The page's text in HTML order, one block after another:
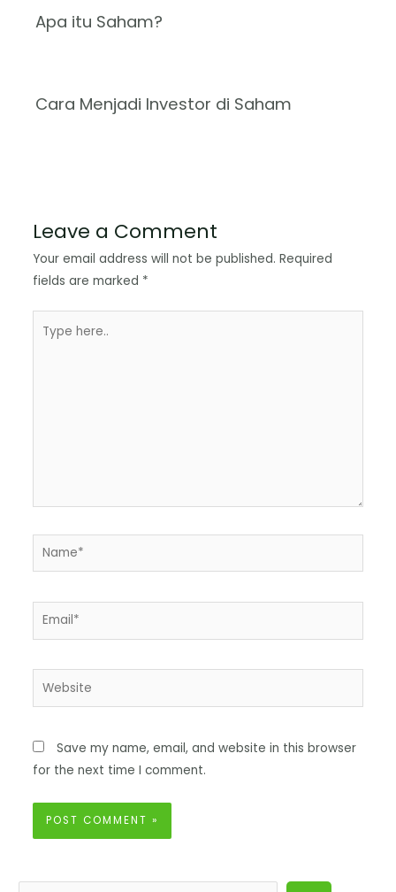
Apa itu Saham?
Cara Menjadi Investor di Saham
Leave a Comment
Your email address will not be published. Required
fields are marked *
Save my name, email, and website in this browser
for the next time I comment.